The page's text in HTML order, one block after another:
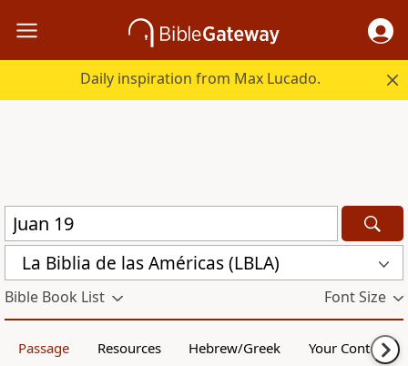
Daily inspiration from Max Lucado.
La Biblia de las Américas (LBLA)
Bible Book List Font Size
Passage Resources Hebrew/Greek Your Content